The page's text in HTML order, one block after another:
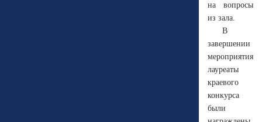
на вопросы
из зала.
В
завершении
мероприятия
лауреаты
краевого
конкурса
были